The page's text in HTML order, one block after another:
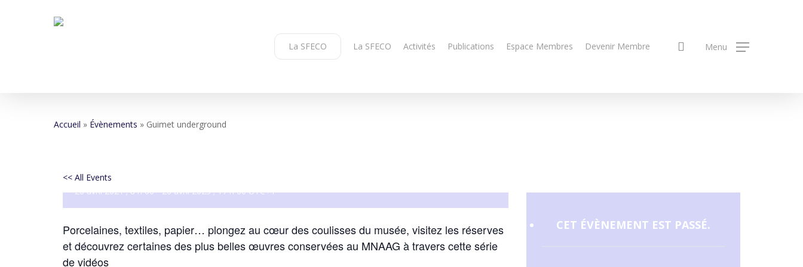
La SFECO La SFECO Activités Publications Espace Membres Devenir Membre search
Menu
Accueil » Évènements » Guimet underground
<< All Events
Guimet underground
26 avril 2021 ; 8 h 00-26 avril 2025 ; 17 h 00 UTC+1
Porcelaines, textiles, papier… plongez au cœur des coulisses du musée, visitez les réserves
et découvrez certaines des plus belles œuvres conservées au MNAAG à travers cette série
de vidéos
CET ÉVÈNEMENT EST PASSÉ.